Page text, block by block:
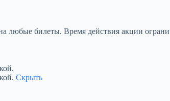
любые билеты. Время действия акции
Скрыть